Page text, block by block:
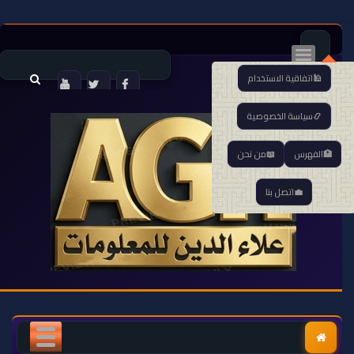
اتفاقية الاستخدام
سياسة الخصوصية
الفهرس من نحن
اتصل بنا